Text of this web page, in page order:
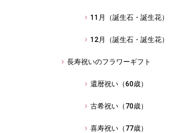
11月（誕生石・誕生花）
12月（誕生石・誕生花）
長寿祝いのフラワーギフト
還暦祝い（60歳）
古希祝い（70歳）
喜寿祝い（77歳）